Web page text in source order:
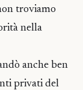
troviamo
nella
anche ben
privati del